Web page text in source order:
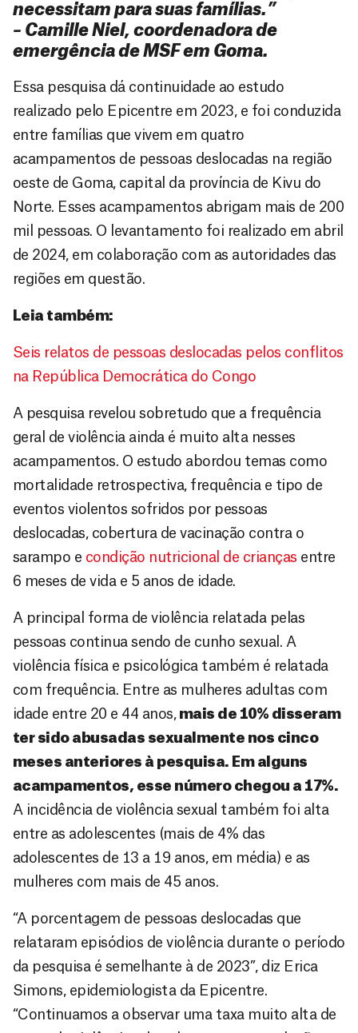
necessitam para suas famílias.”
– Camille Niel, coordenadora de
emergência de MSF em Goma.
Essa pesquisa dá continuidade ao estudo
realizado pelo Epicentre em 2023, e foi conduzida
entre famílias que vivem em quatro
acampamentos de pessoas deslocadas na região
oeste de Goma, capital da província de Kivu do
Norte. Esses acampamentos abrigam mais de 200
mil pessoas. O levantamento foi realizado em abril
de 2024, em colaboração com as autoridades das
regiões em questão.
Leia também:
Seis relatos de pessoas deslocadas pelos conflitos
na República Democrática do Congo
A pesquisa revelou sobretudo que a frequência
geral de violência ainda é muito alta nesses
acampamentos. O estudo abordou temas como
mortalidade retrospectiva, frequência e tipo de
eventos violentos sofridos por pessoas
deslocadas, cobertura de vacinação contra o
sarampo e condição nutricional de crianças entre
6 meses de vida e 5 anos de idade.
A principal forma de violência relatada pelas
pessoas continua sendo de cunho sexual. A
violência física e psicológica também é relatada
com frequência. Entre as mulheres adultas com
idade entre 20 e 44 anos, mais de 10% disseram
ter sido abusadas sexualmente nos cinco
meses anteriores à pesquisa. Em alguns
acampamentos, esse número chegou a 17%.
A incidência de violência sexual também foi alta
entre as adolescentes (mais de 4% das
adolescentes de 13 a 19 anos, em média) e as
mulheres com mais de 45 anos.
“A porcentagem de pessoas deslocadas que
relataram episódios de violência durante o período
da pesquisa é semelhante à de 2023”, diz Erica
Simons, epidemiologista da Epicentre.
“Continuamos a observar uma taxa muito alta de